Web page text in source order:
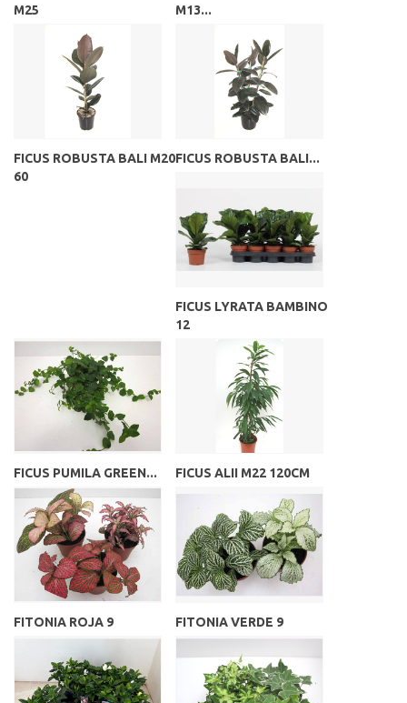
M25
M13...
FICUS ROBUSTA BALI M20
60
FICUS ROBUSTA BALI...
FICUS LYRATA BAMBINO
12
FICUS PUMILA GREEN... FICUS ALII M22 120CM
FITONIA ROJA 9 FITONIA VERDE 9